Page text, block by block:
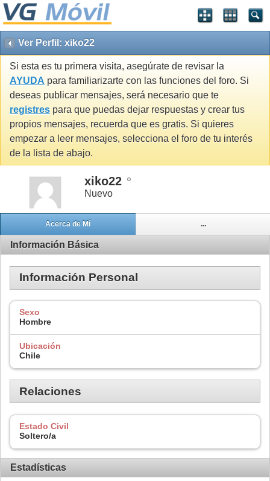
Ver Perfil: xiko22
Si esta es tu primera visita, asegúrate de revisar la
AYUDA para familiarizarte con las funciones del foro. Si
deseas publicar mensajes, será necesario que te
registres para que puedas dejar respuestas y crear tus
propios mensajes, recuerda que es gratis. Si quieres
empezar a leer mensajes, selecciona el foro de tu interés
de la lista de abajo.
xiko22
Nuevo
Acerca de Mí ...
Información Básica
Información Personal
Sexo
Hombre
Ubicación
Chile
Relaciones
Estado Civil
Soltero/a
Estadísticas